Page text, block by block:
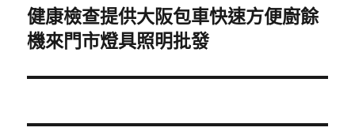
下
一
文
健康檢查提供大阪包車快速方便廚餘
機來門市燈具照明批發